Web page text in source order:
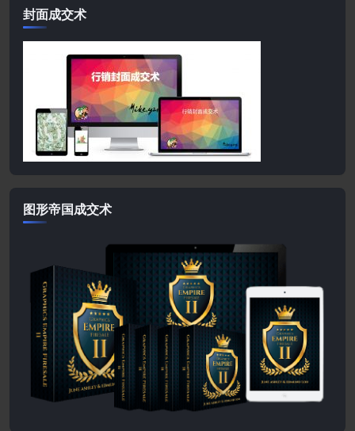
封面成交术
图形帝国成交术